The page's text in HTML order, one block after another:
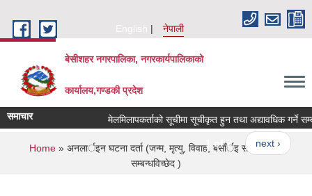
English
नेपाली
बेसीशहर नगरपालिका, नगरकार्यपालिकाको
कार्यालय,गण्डकी प्रदेश
समाचार मेलमिलापकर्ताको सूचीमा सूचीकृत हुन तथा अद्यावधिक गर्ने
1 of 7 next ›
You are here
Home» अनलार्इन घटना दर्ता (जन्म, मृत्यु, विवाह, बसाँर्इ सरार्इँ तथा
सम्बन्धविच्छेद )